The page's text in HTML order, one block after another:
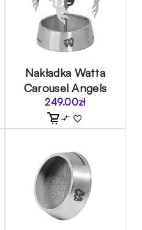
Nakładka Watta
Carousel Angels
249.00zł